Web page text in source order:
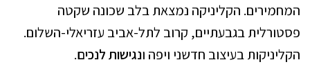
המחמירים. הקליניקה נמצאת בלב שכונה שקטה
פסטורלית בגבעתיים, קרוב לתל-אביב עזריאלי-השלום.
הקליניקות בעיצוב חדשני ויפה ונגישות לנכים.